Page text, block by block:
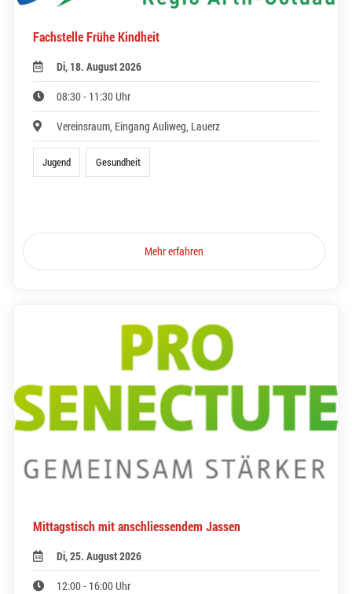
Fachstelle Frühe Kindheit
Di, 18. August 2026
08:30 - 11:30 Uhr
Vereinsraum, Eingang Auliweg, Lauerz
Jugend Gesundheit
Mehr erfahren
Mittagstisch mit anschliessendem Jassen
Di, 25. August 2026
12:00 - 16:00 Uhr